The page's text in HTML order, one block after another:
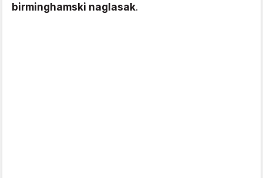
birminghamski naglasak.